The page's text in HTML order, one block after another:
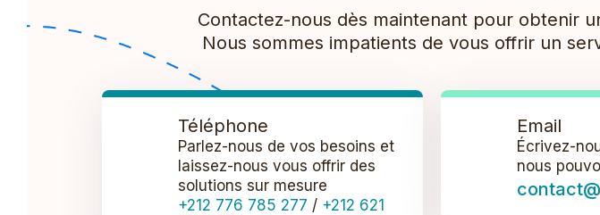
Contactez-nous dès maintenant pour obtenir
Nous sommes impatients de vous offrir un
Téléphone
Parlez-nous de vos besoins et
laissez-nous vous offrir des
solutions sur mesure
+212 776 785 277 / +212 621
Email
Écrivez-
nous